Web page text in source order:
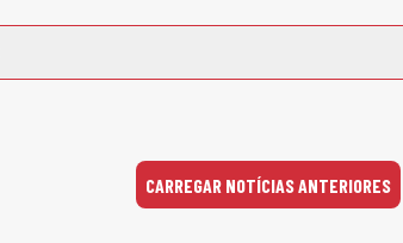
CARREGAR NOTÍCIAS ANTERIORES